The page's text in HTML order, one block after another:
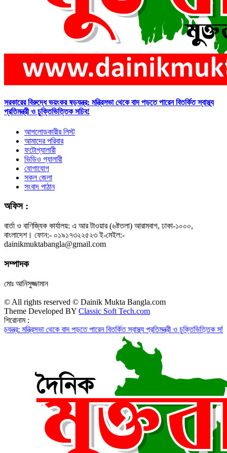
সরকারের বিরুদ্ধে ভয়ংকর ষড়যন্ত্র: মন্ত্রিসভা থেকে বাদ পড়তে পারেন বিতর্কিত স্বাস্থ্য
প্রতিমন্ত্রী ও চুক্তিভিত্তিক সচিব!
আপলোডকারীর লিস্ট
আমাদের পরিবার
ফটোগ্যালারী
ভিডিও গ্যালারী
যোগাযোগ
সকল জেলা
সংবাদ পাঠান
অফিস :
বার্তা ও বাণিজ্যিক কার্যালয়: এ আর টাওয়ার (৬ষ্টতলা) আরামবাগ, ঢাকা-১০০০,
বাংলাদেশ। ফোন:- ০১৯১৭৩২২৫২৩ ই-মেইল:-
dainikmuktabangla@gmail.com
সম্পাদক
মোঃ আনিসুজ্জামান
© All rights reserved © Dainik Mukta Bangla.com
Theme Developed BY Classic Soft Tech.com
শিরোনাম :
থেকে বাদ পড়তে পারেন বিতর্কিত স্বাস্থ্য প্রতিমন্ত্রী ও চুক্তিভিত্তিক সচিব!রাজস্ব